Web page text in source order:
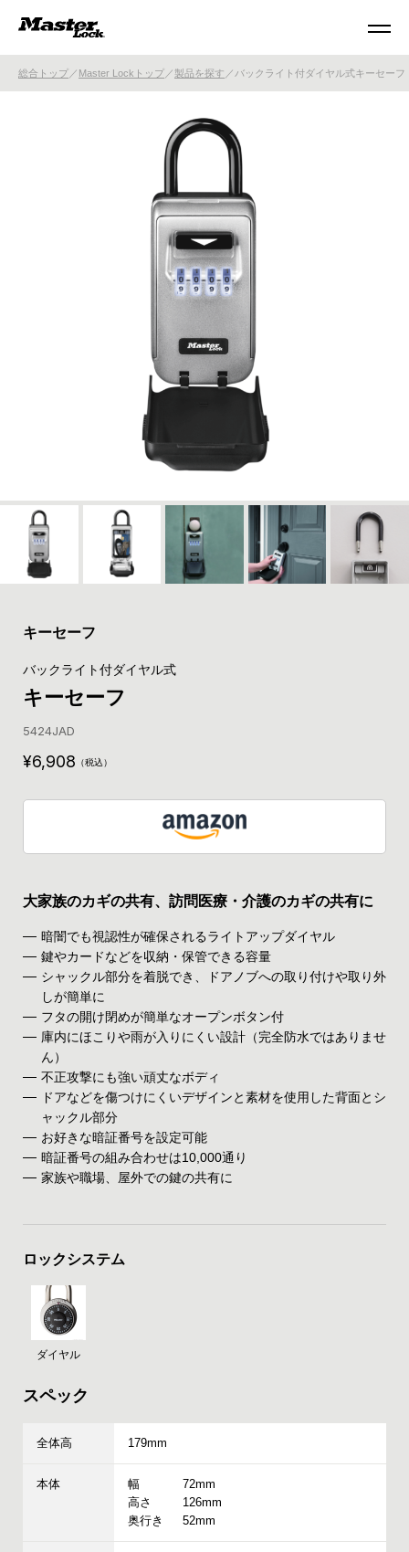
総合トップ Master Lockトップ 製品を探す バックライト付ダイヤル式キーセーフ
キーセーフ
バックライト付ダイヤル式
キーセーフ
5424JAD
6,908
大家族のカギの共有、訪問医療・介護のカギの共有に
暗闇でも視認性が確保されるライトアップダイヤル
鍵やカードなどを収納・保管できる容量
シャックル部分を着脱でき、ドアノブへの取り付けや取り外
しが簡単に
フタの開け閉めが簡単なオープンボタン付
庫内にほこりや雨が入りにくい設計（完全防水ではありませ
ん）
不正攻撃にも強い頑丈なボディ
ドアなどを傷つけにくいデザインと素材を使用した背面とシ
ャックル部分
お好きな暗証番号を設定可能
暗証番号の組み合わせは10,000通り
家族や職場、屋外での鍵の共有に
ロックシステム
ダイヤル
スペック
全体高 179mm
本体 幅
72mm
高さ
126mm
奥行き
52mm